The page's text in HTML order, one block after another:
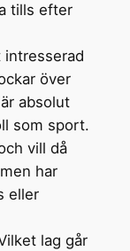
tills efter
intresserad
över
absolut
som sport.
vill då
har
eller
lag går